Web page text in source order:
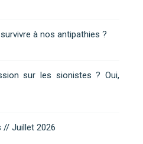
à nos antipathies ?
sur les sionistes ? Oui,
// Juillet 2026